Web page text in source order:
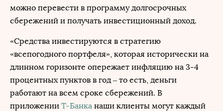
можно перевести в программу долгосрочных
сбережений и получать инвестиционный доход.
«Средства инвестируются в стратегию
«всепогодного портфеля», которая исторически на
длинном горизонте опережает инфляцию на 3-4
процентных пунктов в год – то есть, деньги
работают на всем сроке сбережений. В
приложении Т-Банка наши клиенты могут каждый